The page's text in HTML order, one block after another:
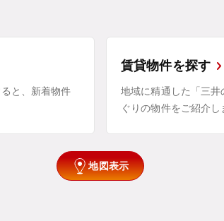
と、新着物件
賃貸物件を探す
地域に精通した「三
ぐりの物件をご紹介し
地図表示